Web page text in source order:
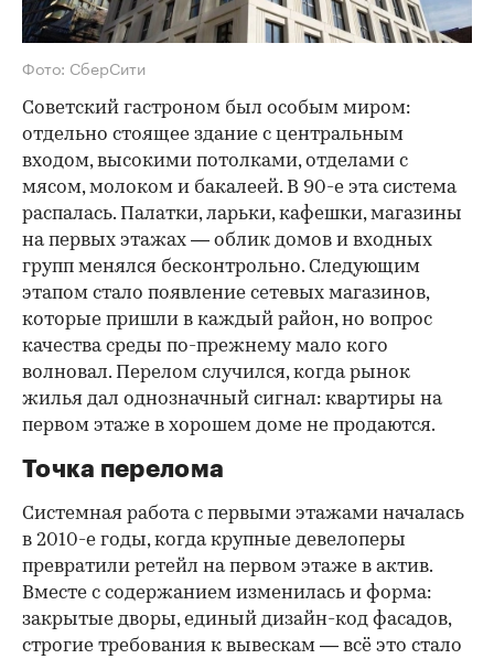
Фото: СберСити
Советский гастроном был особым миром:
отдельно стоящее здание с центральным
входом, высокими потолками, отделами с
мясом, молоком и бакалеей. В 90-е эта система
распалась. Палатки, ларьки, кафешки, магазины
на первых этажах — облик домов и входных
групп менялся бесконтрольно. Следующим
этапом стало появление сетевых магазинов,
которые пришли в каждый район, но вопрос
качества среды по-прежнему мало кого
волновал. Перелом случился, когда рынок
жилья дал однозначный сигнал: квартиры на
первом этаже в хорошем доме не продаются.
Точка перелома
Системная работа с первыми этажами началась
в 2010-е годы, когда крупные девелоперы
превратили ретейл на первом этаже в актив.
Вместе с содержанием изменилась и форма:
закрытые дворы, единый дизайн-код фасадов,
строгие требования к вывескам — всё это стало